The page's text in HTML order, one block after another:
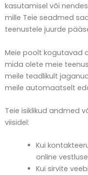
kasutamisel või
mille Teie seadmed
teenustele juurde
Meie poolt kogutavad
mida olete meie
meile teadlikult
meile automaatselt
Teie isiklikud andmed
viisidel:
Kui
online
Kui sirvite